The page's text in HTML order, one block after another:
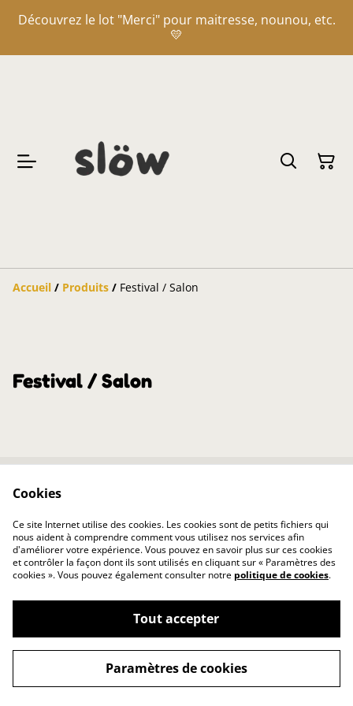
Découvrez le lot "Merci" pour maitresse, nounou, etc.
💛
Accueil / Produits / Festival / Salon
Festival / Salon
Privacy Policy
Exercer mon droit de
rétractation
©2026slöw
powered by
Cookies
Ce site Internet utilise des cookies. Les cookies sont de petits fichiers qui
nous aident à comprendre comment vous utilisez nos services afin
d'améliorer votre expérience. Vous pouvez en savoir plus sur ces cookies
et contrôler la façon dont ils sont utilisés en cliquant sur « Paramètres des
cookies ». Vous pouvez également consulter notre politique de cookies.
Tout accepter
Paramètres de cookies